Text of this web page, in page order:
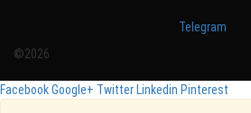
Telegram
©2026
FacebookGoogle+ TwitterLinkedin Pinterest